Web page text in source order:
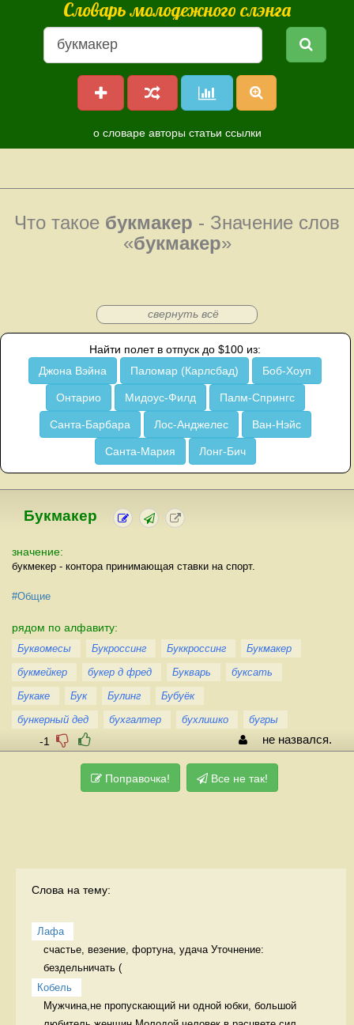
Словарь молодежного слэнга
о словаре авторы статьи ссылки
Что такое букмакер - Значение слов
«букмакер»
свернуть всё
Найти полет в отпуск до $100 из:
Джона Вэйна
Паломар (Карлсбад) Боб-Хоуп
Онтарио Мидоус-Филд Палм-Спрингс
Санта-Барбара Лос-Анджелес Ван-Нэйс
Санта-Мария Лонг-Бич
Букмакер
значение:
букмекер - контора принимающая ставки на спорт.
#Общие
рядом по алфавиту:
Буквомесы Букроссинг Буккроссинг
Букмакер
букмейкер
букер д фред Букварь
буксать
Букаке
Бук Булинг
Бубуёк
бункерный дед
бухгалтер бухлишко бугры
-1 не назвался.
Поправочка! Все не так!
Слова на тему:
Лафа
счастье, везение, фортуна, удача Уточнение:
бездельничать (
Кобель
Мужчина,не пропускающий ни одной юбки, большой